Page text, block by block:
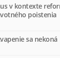
v kontexte
poistenia
sa nekoná